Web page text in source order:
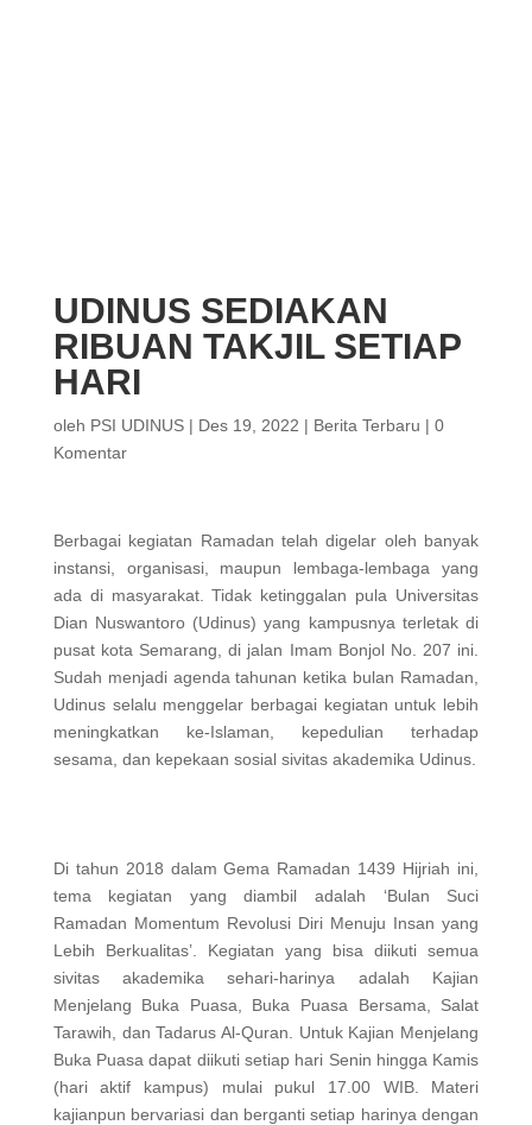
UDINUS SEDIAKAN
RIBUAN TAKJIL SETIAP
HARI
oleh PSI UDINUS| Des 19, 2022 | Berita Terbaru | 0
Komentar
Berbagai kegiatan Ramadan telah digelar oleh banyak
instansi, organisasi, maupun lembaga-lembaga yang
ada di masyarakat. Tidak ketinggalan pula Universitas
Dian Nuswantoro (Udinus) yang kampusnya terletak di
pusat kota Semarang, di jalan Imam Bonjol No. 207 ini.
Sudah menjadi agenda tahunan ketika bulan Ramadan,
Udinus selalu menggelar berbagai kegiatan untuk lebih
meningkatkan ke-Islaman, kepedulian terhadap
sesama, dan kepekaan sosial sivitas akademika Udinus.
Di tahun 2018 dalam Gema Ramadan 1439 Hijriah ini,
tema kegiatan yang diambil adalah ‘Bulan Suci
Ramadan Momentum Revolusi Diri Menuju Insan yang
Lebih Berkualitas’. Kegiatan yang bisa diikuti semua
sivitas akademika sehari-harinya adalah Kajian
Menjelang Buka Puasa, Buka Puasa Bersama, Salat
Tarawih, dan Tadarus Al-Quran. Untuk Kajian Menjelang
Buka Puasa dapat diikuti setiap hari Senin hingga Kamis
(hari aktif kampus) mulai pukul 17.00 WIB. Materi
kajianpun bervariasi dan berganti setiap harinya dengan